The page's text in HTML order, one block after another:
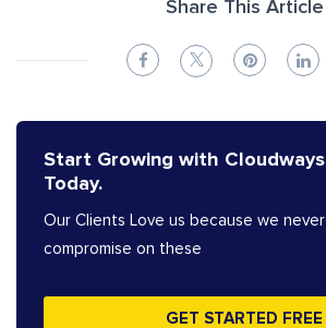
Share This Article
Start Growing with Cloudways
Today.
Our Clients Love us because we never
compromise on these
GET STARTED FREE